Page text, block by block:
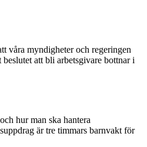
våra myndigheter och regeringen
att bli arbetsgivare bottnar i
hur man ska hantera
är tre timmars barnvakt för